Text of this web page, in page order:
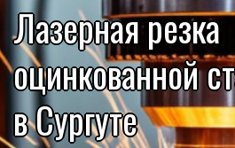
Лазерная резка
оцинкованной
в Сургуте